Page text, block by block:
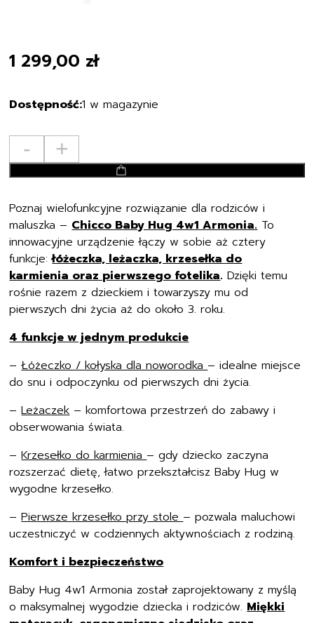
1 299,00 zł
1 w magazynie
-
CHICCO
-
HUG
4W1
ARMONIA
SCANDINAVIAN
+
Poznaj wielofunkcyjne rozwiązanie dla rodziców i
maluszka –Chicco Baby Hug 4w1 Armonia.To
innowacyjne urządzenie łączy w sobie aż cztery
funkcje:łóżeczka, leżaczka, krzesełka do
karmienia oraz pierwszego fotelika. Dzięki temu
rośnie razem z dzieckiem i towarzyszy mu od
pierwszych dni życia aż do około 3. roku.
4 funkcje w jednym produkcie
–Łóżeczko / kołyska dla noworodka– idealne miejsce
do snu i odpoczynku od pierwszych dni życia.
–Leżaczek– komfortowa przestrzeń do zabawy i
obserwowania świata.
–Krzesełko do karmienia– gdy dziecko zaczyna
rozszerzać dietę, łatwo przekształcisz Baby Hug w
wygodne krzesełko.
–Pierwsze krzesełko przy stole– pozwala maluchowi
uczestniczyć w codziennych aktywnościach z rodziną.
Komfort i bezpieczeństwo
Baby Hug 4w1 Armonia został zaprojektowany z myślą
o maksymalnej wygodzie dziecka i rodziców.Miękki